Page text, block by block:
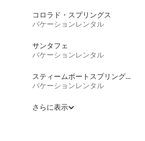
コロラド・スプリングス
バケーションレンタル
サンタフェ
バケーションレンタル
スティームボートスプリングス
バケーションレンタル
さらに表示